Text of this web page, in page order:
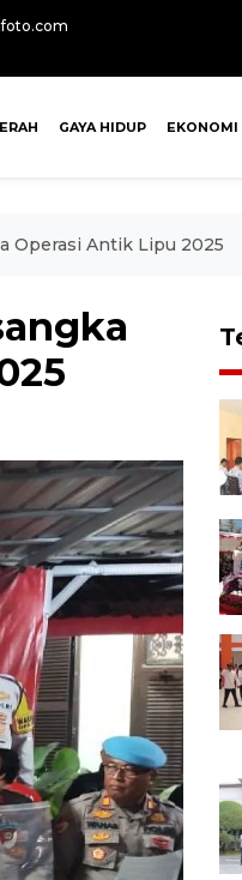
GAYA HIDUP EKONOMI
Operasi Antik Lipu 2025